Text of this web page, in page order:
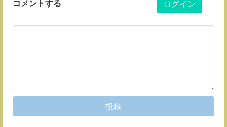
コメントする ログイン
投稿